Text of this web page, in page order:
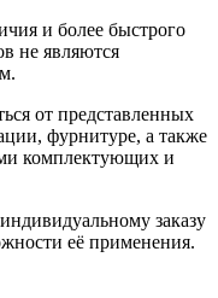
и более быстрого
не являются
от представленных
фурнитуре, а также
комплектующих и
заказу
её применения.